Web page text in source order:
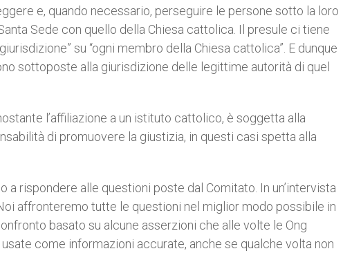
e, quando necessario, perseguire le persone sotto la loro
Sede con quello della Chiesa cattolica. Il presule ci tiene
su “ogni membro della Chiesa cattolica”. E dunque
sottoposte alla giurisdizione delle legittime autorità di quel
l’affiliazione a un istituto cattolico, è soggetta alla
di promuovere la giustizia, in questi casi spetta alla
a rispondere alle questioni poste dal Comitato. In un’intervista
affronteremo tutte le questioni nel miglior modo possibile in
basato su alcune asserzioni che alle volte le Ong
come informazioni accurate, anche se qualche volta non